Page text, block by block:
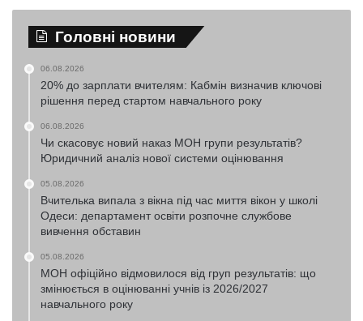
Головні новини
06.08.2026
20% до зарплати вчителям: Кабмін визначив ключові
рішення перед стартом навчального року
06.08.2026
Чи скасовує новий наказ МОН групи результатів?
Юридичний аналіз нової системи оцінювання
05.08.2026
Вчителька випала з вікна під час миття вікон у школі
Одеси: департамент освіти розпочне службове
вивчення обставин
05.08.2026
МОН офіційно відмовилося від груп результатів: що
змінюється в оцінюванні учнів із 2026/2027
навчального року